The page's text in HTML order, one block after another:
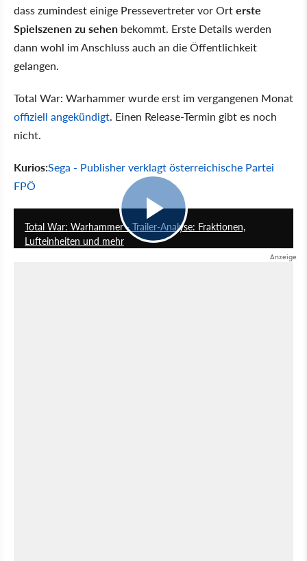
dass zumindest einige Pressevertreter vor Orterste
Spielszenen zu sehen bekommt. Erste Details werden
dann wohl im Anschluss auch an die Öffentlichkeit
gelangen.
Total War: Warhammer wurde erst im vergangenen Monat
offiziell angekündigt. Einen Release-Termin gibt es noch
nicht.
Kurios:Sega - Publisher verklagt österreichische Partei
FPÖ
Total War: Warhammer - Trailer-Analyse: Fraktionen,
Lufteinheiten und mehr